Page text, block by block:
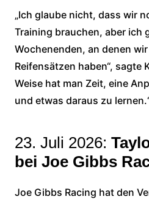
„Ich glaube nicht, dass wir
Training brauchen, aber ich
Wochenenden, an denen
Reifensätzen haben“, sagte
Weise hat man Zeit, eine
und etwas daraus zu
23. Juli 2026:
bei Joe Gibbs
Joe Gibbs Racing hat den